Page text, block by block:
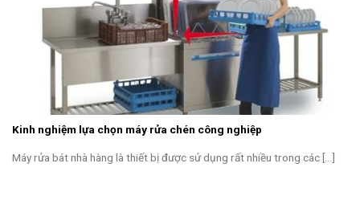
Kinh nghiệm lựa chọn máy rửa chén công nghiệp
Máy rửa bát nhà hàng là thiết bị được sử dụng rất nhiều trong các [...]